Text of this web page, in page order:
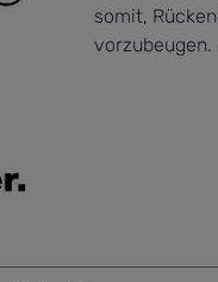
somit,
vorzubeugen.